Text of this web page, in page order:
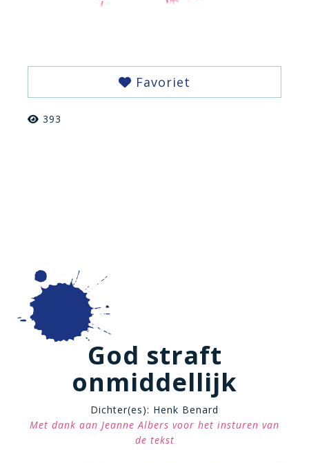
Favoriet
393
God straft
onmiddellijk
Dichter(es): Henk Benard
Met dank aan Jeanne Albers voor het insturen van
de tekst